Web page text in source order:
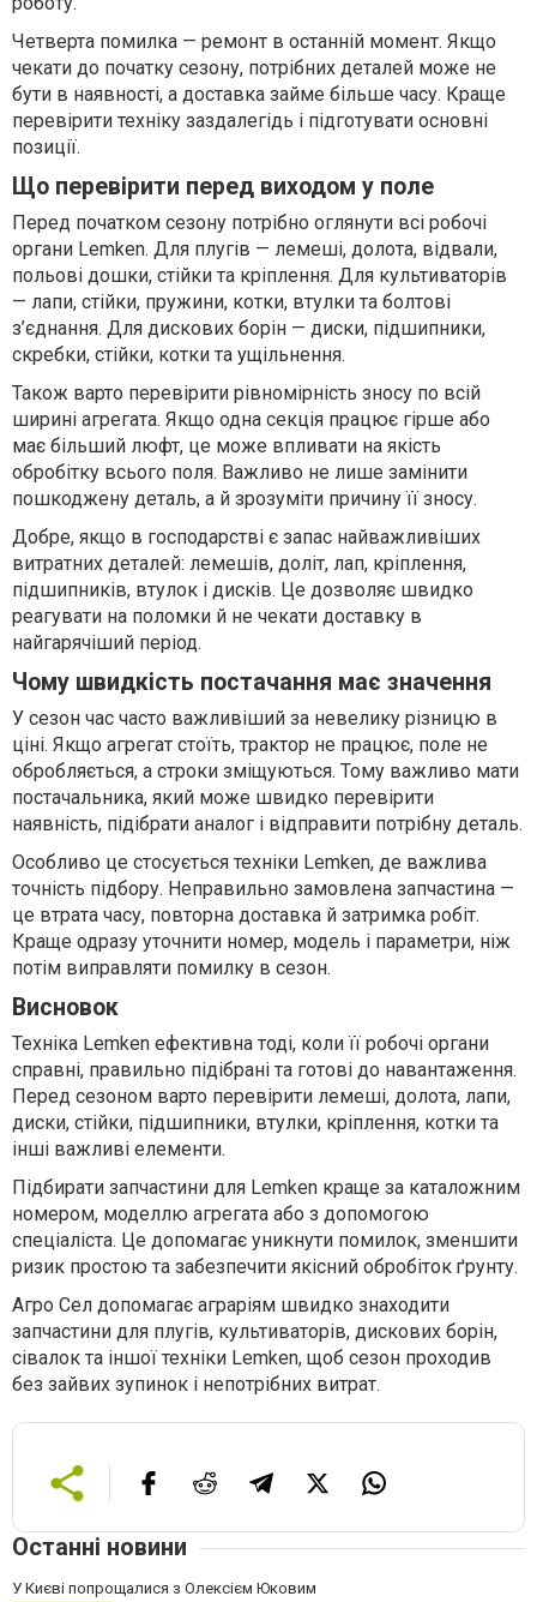
Четверта помилка — ремонт в останній момент. Якщо
чекати до початку сезону, потрібних деталей може не
бути в наявності, а доставка займе більше часу. Краще
перевірити техніку заздалегідь і підготувати основні
позиції.
Що перевірити перед виходом у поле
Перед початком сезону потрібно оглянути всі робочі
органи Lemken. Для плугів — лемеші, долота, відвали,
польові дошки, стійки та кріплення. Для культиваторів
— лапи, стійки, пружини, котки, втулки та болтові
з’єднання. Для дискових борін — диски, підшипники,
скребки, стійки, котки та ущільнення.
Також варто перевірити рівномірність зносу по всій
ширині агрегата. Якщо одна секція працює гірше або
має більший люфт, це може впливати на якість
обробітку всього поля. Важливо не лише замінити
пошкоджену деталь, а й зрозуміти причину її зносу.
Добре, якщо в господарстві є запас найважливіших
витратних деталей: лемешів, доліт, лап, кріплення,
підшипників, втулок і дисків. Це дозволяє швидко
реагувати на поломки й не чекати доставку в
найгарячіший період.
Чому швидкість постачання має значення
У сезон час часто важливіший за невелику різницю в
ціні. Якщо агрегат стоїть, трактор не працює, поле не
обробляється, а строки зміщуються. Тому важливо мати
постачальника, який може швидко перевірити
наявність, підібрати аналог і відправити потрібну деталь.
Особливо це стосується техніки Lemken, де важлива
точність підбору. Неправильно замовлена запчастина —
це втрата часу, повторна доставка й затримка робіт.
Краще одразу уточнити номер, модель і параметри, ніж
потім виправляти помилку в сезон.
Висновок
Техніка Lemken ефективна тоді, коли її робочі органи
справні, правильно підібрані та готові до навантаження.
Перед сезоном варто перевірити лемеші, долота, лапи,
диски, стійки, підшипники, втулки, кріплення, котки та
інші важливі елементи.
Підбирати запчастини для Lemken краще за каталожним
номером, моделлю агрегата або з допомогою
спеціаліста. Це допомагає уникнути помилок, зменшити
ризик простою та забезпечити якісний обробіток ґрунту.
Агро Сел допомагає аграріям швидко знаходити
запчастини для плугів, культиваторів, дискових борін,
сівалок та іншої техніки Lemken, щоб сезон проходив
без зайвих зупинок і непотрібних витрат.
Останні новини
У Києві попрощалися з Олексієм Юковим